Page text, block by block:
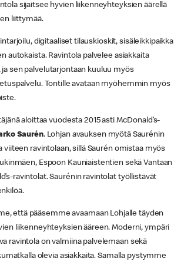
sijaitsee hyvien liikenneyhteyksien äärellä
liittymää.
digitaaliset tilauskioskit, sisäleikkipaikka
autokaista. Ravintola palvelee asiakkaita
sen palvelutarjontaan kuuluu myös
Tontille avataan myöhemmin myös
aloittaa vuodesta 2015 asti McDonald’s-
Saurén. Lohjan avauksen myötä Saurénin
viiteen ravintolaan, sillä Saurén omistaa myös
Espoon Kauniaistentien sekä Vantaan
ravintolat. Saurénin ravintolat työllistävät
että pääsemme avaamaan Lohjalle täyden
liikenneyhteyksien ääreen. Moderni, ympäri
ravintola on valmiina palvelemaan sekä
olevia asiakkaita. Samalla pystymme